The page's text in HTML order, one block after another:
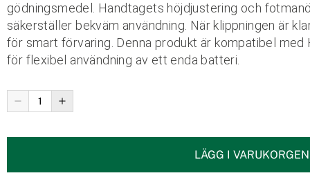
gödningsmedel. Handtagets höjdjustering och
säkerställer bekväm användning. När klippningen är
för smart förvaring. Denna produkt är kompatibel
för flexibel användning av ett enda batteri.
LÄGG I VARUKORGEN